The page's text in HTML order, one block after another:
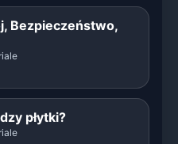
Bezpieczeństwo,
płytki?